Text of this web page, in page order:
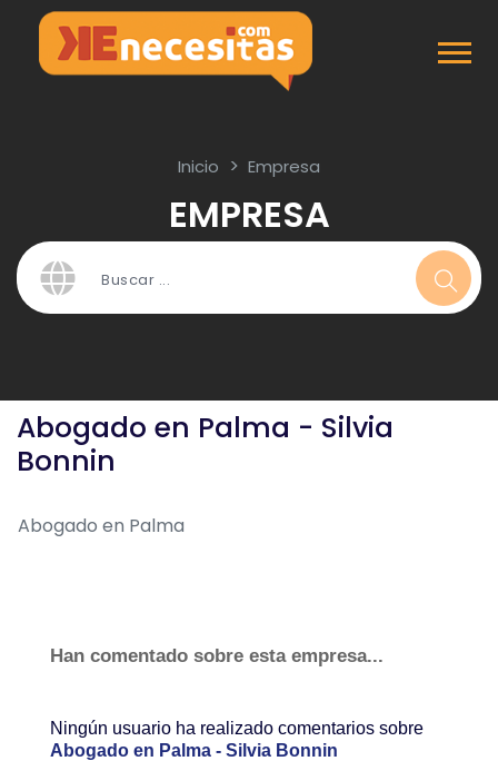
Inicio Empresa
EMPRESA
Abogado en Palma - Silvia
Bonnin
Abogado en Palma
Han comentado sobre esta empresa...
Ningún usuario ha realizado comentarios sobre
Abogado en Palma - Silvia Bonnin